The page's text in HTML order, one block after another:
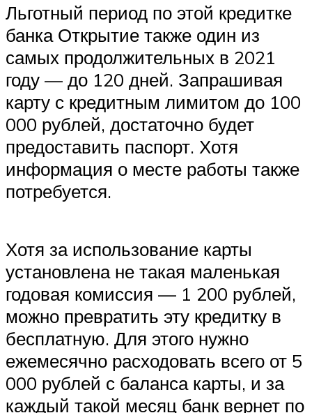
Льготный период по этой кредитке
банка Открытие также один из
самых продолжительных в 2021
году — до 120 дней. Запрашивая
карту с кредитным лимитом до 100
000 рублей, достаточно будет
предоставить паспорт. Хотя
информация о месте работы также
потребуется.
Хотя за использование карты
установлена не такая маленькая
годовая комиссия — 1 200 рублей,
можно превратить эту кредитку в
бесплатную. Для этого нужно
ежемесячно расходовать всего от 5
000 рублей с баланса карты, и за
каждый такой месяц банк вернет по